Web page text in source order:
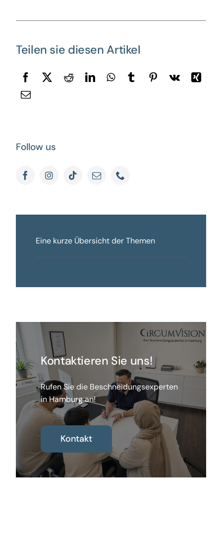
Teilen sie diesen Artikel
Follow us
Eine kurze Übersicht der Themen
Kontaktieren Sie uns!
Rufen Sie die Beschneidungsexperten
in Hamburg an!
Kontakt